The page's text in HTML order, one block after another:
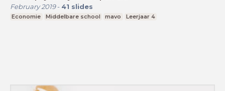
February 2019- 41 slides
Economie Middelbare school mavo Leerjaar 4